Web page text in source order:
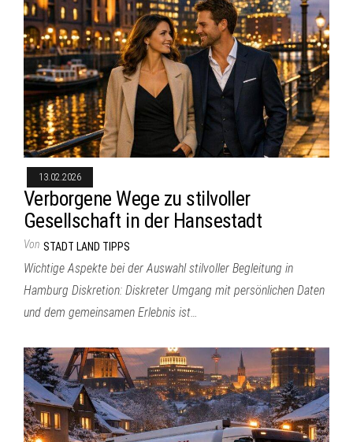
13.02.2026
Verborgene Wege zu stilvoller
Gesellschaft in der Hansestadt
Von STADT LAND TIPPS
Wichtige Aspekte bei der Auswahl stilvoller Begleitung in
Hamburg Diskretion: Diskreter Umgang mit persönlichen Daten
und dem gemeinsamen Erlebnis ist…